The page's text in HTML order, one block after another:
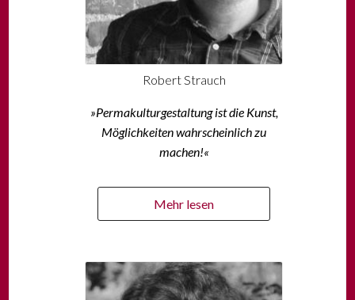
Robert Strauch
»Permakulturgestaltung ist die Kunst,
Möglichkeiten wahrscheinlich zu
machen!«
Mehr lesen